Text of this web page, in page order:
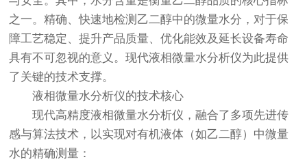
之一。精确、快速地检测乙二醇中的微量水分，对于保
障工艺稳定、提升产品质量、优化能效及延长设备寿命
具有不可忽视的意义。现代液相微量水分析仪为此提供
了关键的技术支撑。
液相微量水分析仪的技术核心
现代高精度液相微量水分析仪 ，融合了多项先进传
感与算法技术，以实现对有机液体（如乙二醇）中微量
水的精确测量：